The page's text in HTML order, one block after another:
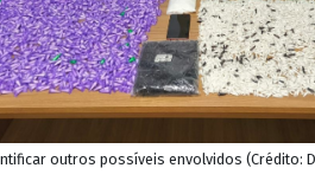
outros possíveis envolvidos (Crédito: